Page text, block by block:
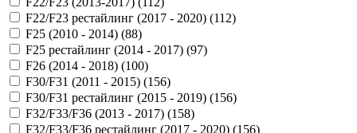
F22/F23 рестайлинг (2017 - 2020) (112)
F25 (2010 - 2014) (88)
F25 рестайлинг (2014 - 2017) (97)
F26 (2014 - 2018) (100)
F30/F31 (2011 - 2015) (156)
F30/F31 рестайлинг (2015 - 2019) (156)
F32/F33/F36 (2013 - 2017) (158)
F32/F33/F36 рестайлинг (2017 - 2020) (156)